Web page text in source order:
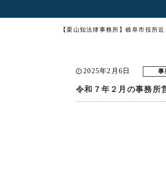
【栗山知法律事務所】岐阜市役所
2025年2月6日 事
令和７年２月の事務所